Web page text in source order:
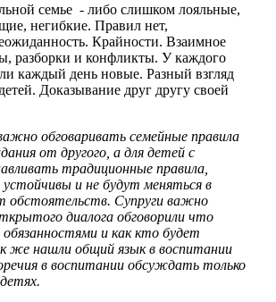
семье - либо слишком лояльные,
негибкие. Правил нет,
Крайности. Взаимное
разборки и конфликты. У каждого
каждый день новые. Разный взгляд
Доказывание друг другу своей
обговаривать семейные правила
от другого, а для детей с
традиционные правила,
и не будут меняться в
обстоятельств. Супруги важно
диалога обговорили что
обязанностями и как кто будет
же нашли общий язык в воспитании
в воспитании обсуждать только